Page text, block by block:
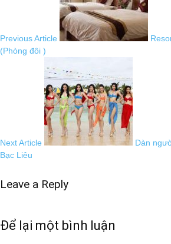
Previous Article
(Phòng đôi )
Next Article
Dàn
Bạc Liêu
Leave a Reply
Để lại một bình luận